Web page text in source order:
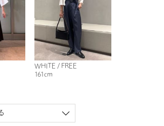
WHITE / FREE
161cm